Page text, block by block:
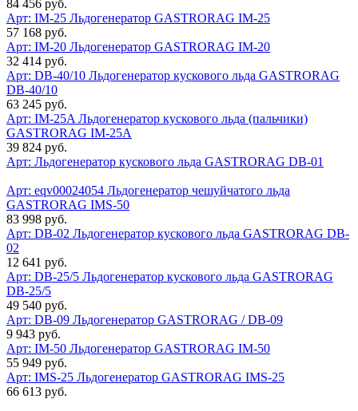
84 456 руб.
Арт: IM-25 Льдогенератор GASTRORAG IM-25
57 168 руб.
Арт: IM-20 Льдогенератор GASTRORAG IM-20
32 414 руб.
Арт: DB-40/10 Льдогенератор кускового льда GASTRORAG
DB-40/10
63 245 руб.
Арт: IM-25A Льдогенератор кускового льда (пальчики)
GASTRORAG IM-25A
39 824 руб.
Арт: Льдогенератор кускового льда GASTRORAG DB-01
Арт: eqv00024054 Льдогенератор чешуйчатого льда
GASTRORAG IMS-50
83 998 руб.
Арт: DB-02 Льдогенератор кускового льда GASTRORAG DB-
02
12 641 руб.
Арт: DB-25/5 Льдогенератор кускового льда GASTRORAG
DB-25/5
49 540 руб.
Арт: DB-09 Льдогенератор GASTRORAG / DB-09
9 943 руб.
Арт: IM-50 Льдогенератор GASTRORAG IM-50
55 949 руб.
Арт: IMS-25 Льдогенератор GASTRORAG IMS-25
66 613 руб.